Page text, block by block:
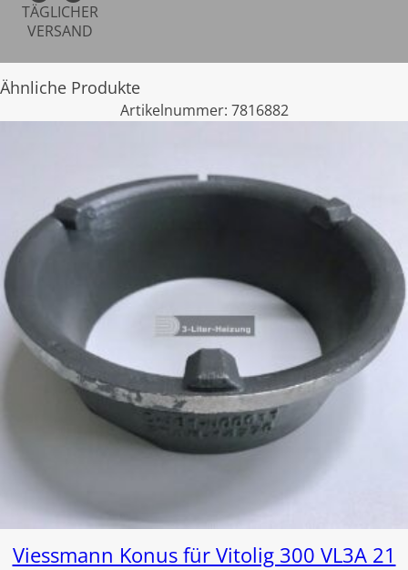
TÄGLICHER
VERSAND
Ähnliche Produkte
Artikelnummer: 7816882
Viessmann Konus für Vitolig 300 VL3A 21